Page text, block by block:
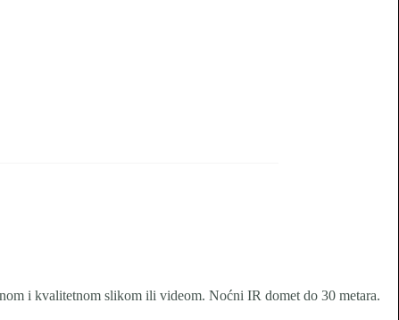
i kvalitetnom slikom ili videom. Noćni IR domet do 30 metara.